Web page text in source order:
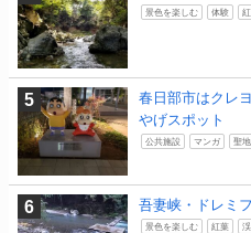
景色を楽しむ 体験
春日部市はクレ
やげスポット
公共施設 マンガ 聖地
吾妻峡・ドレミ
景色を楽しむ 紅葉